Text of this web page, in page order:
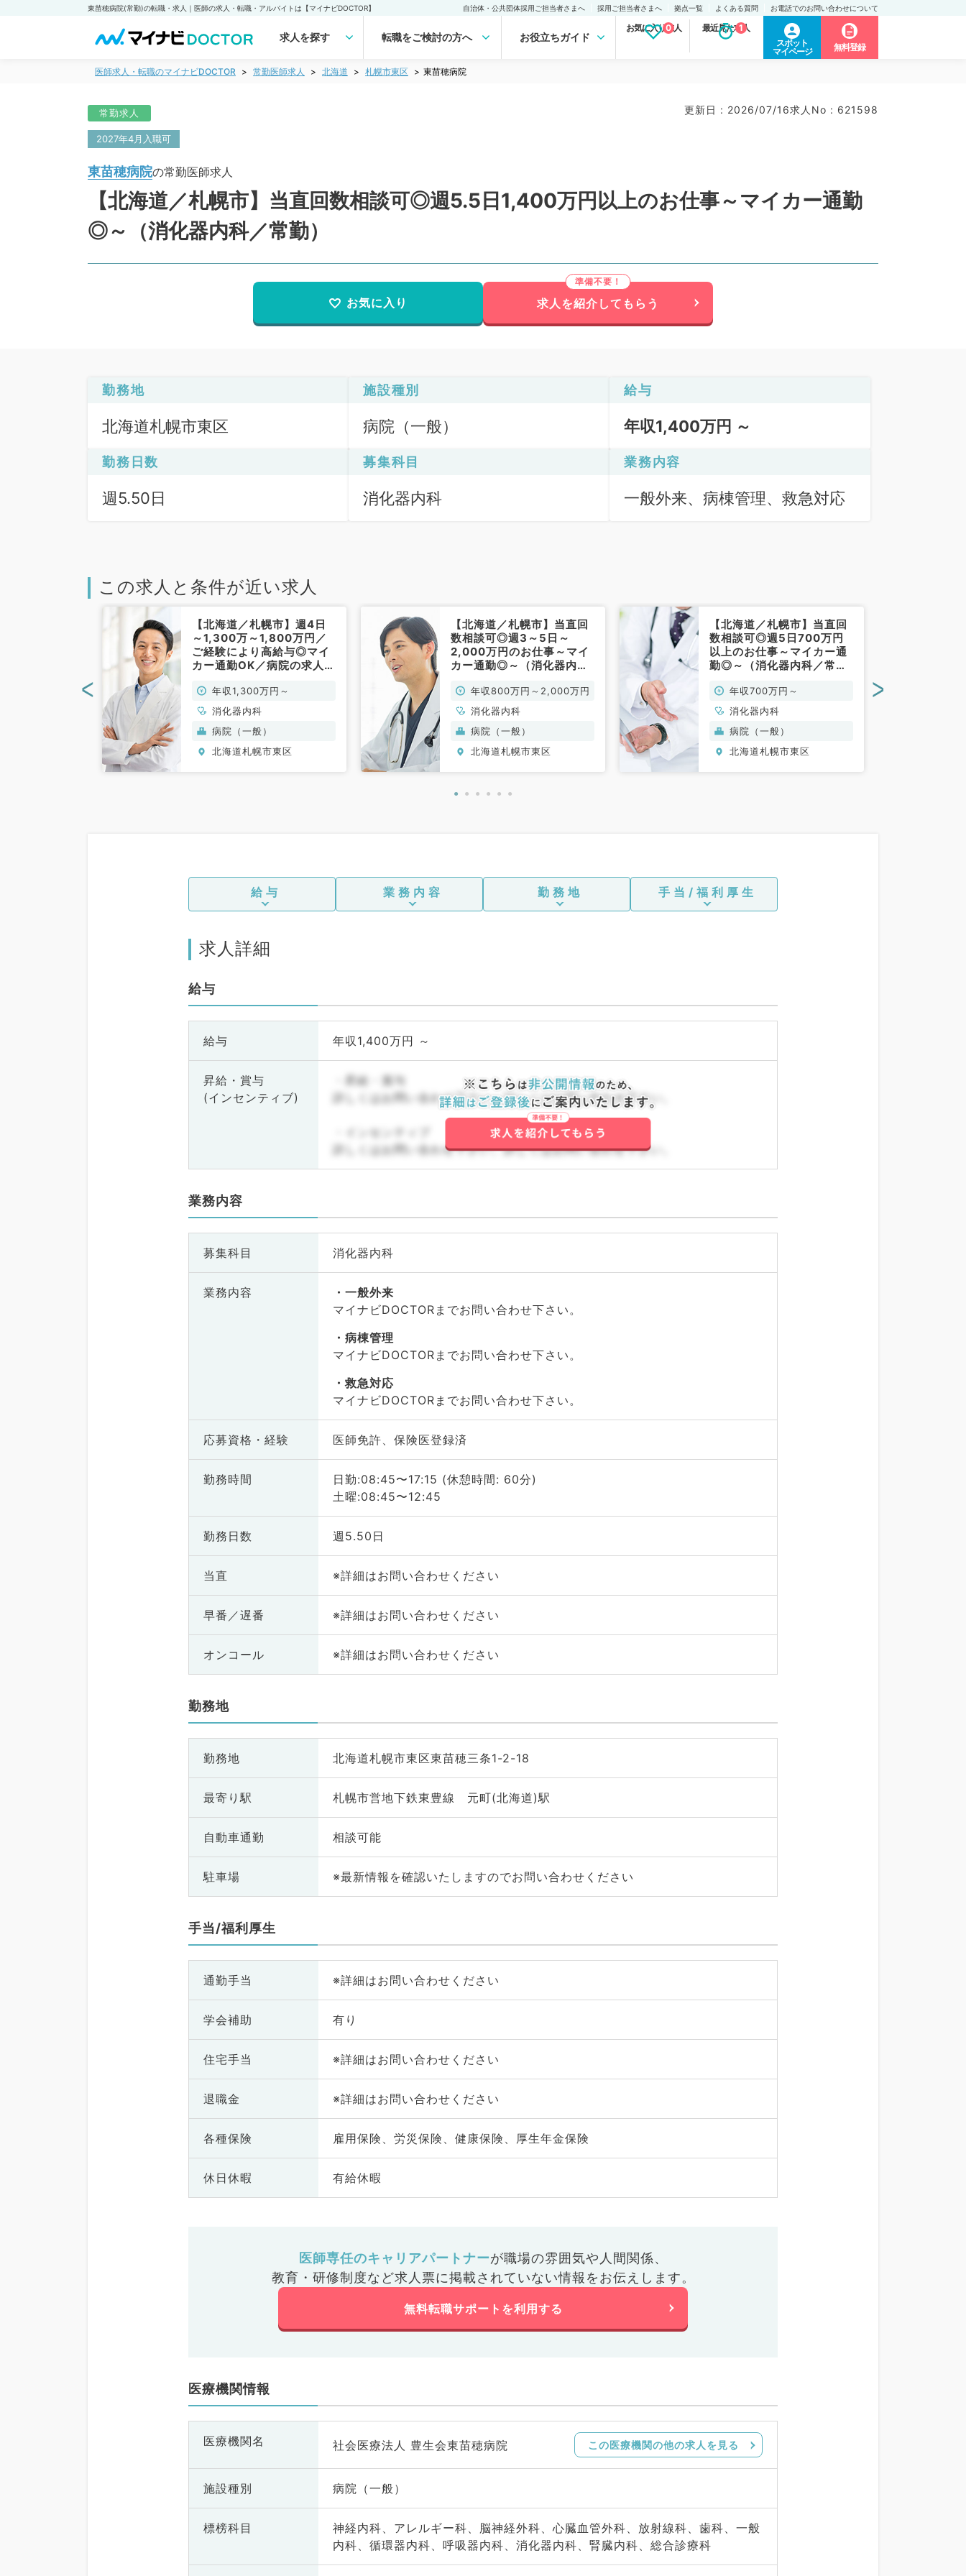
東苗穂病院(常勤)の転職・求人｜医師の求人・転職・アルバイトは【マイナビDOCTOR】 自治体・公共団体採用ご担当者さまへ 採用ご担当者さまへ 拠点一覧 よくある質問 お電話でのお問い合わせについて
求人を探す 転職をご検討の方へ お役立ちガイド
お気に入り求人
0 最近見た求人
1
スポット
マイページ
無料登録
医師求人・転職のマイナビDOCTOR 常勤医師求人 北海道 札幌市東区 東苗穂病院
常勤求人 更新日 : 2026/07/16求人No : 621598
2027年4月入職可
東苗穂病院の常勤医師求人
【北海道／札幌市】当直回数相談可◎週5.5日1,400万円以上のお仕事～マイカー通勤
◎～（消化器内科／常勤）
お気に入り 求人を紹介してもらう
勤務地
北海道札幌市東区
施設種別
病院（一般）
給与
年収1,400万円 ～
勤務日数
週5.50日
募集科目
消化器内科
業務内容
一般外来、病棟管理、救急対応
この求人と条件が近い求人
【北海道／札幌市】週4日
～1,300万～1,800万円／
ご経験により高給与◎マイ
カー通勤OK／病院の求人で
年収1,300万円～
消化器内科
病院（一般）
北海道札幌市東区
【北海道／札幌市】当直回
数相談可◎週3～5日～
2,000万円のお仕事～マイ
カー通勤◎～（消化器内科
年収800万円～2,000万円
消化器内科
病院（一般）
北海道札幌市東区
【北海道／札幌市】当直回
数相談可◎週5日700万円
以上のお仕事～マイカー通
勤◎～（消化器内科／常
年収700万円～
消化器内科
病院（一般）
北海道札幌市東区
< >
給与 業務内容 勤務地 手当/福利厚生
求人詳細
給与
給与 年収1,400万円 ～
昇給・賞与
(インセンティブ)
・昇給・賞与
詳しくはお問い合わせ下さい。詳しくはお問い合わせ下さい。
・インセンティブ
詳しくはお問い合わせ下さい。詳しくはお問い合わせ下さい。
業務内容
募集科目 消化器内科
業務内容
一般外来
マイナビDOCTORまでお問い合わせ下さい。
病棟管理
マイナビDOCTORまでお問い合わせ下さい。
救急対応
マイナビDOCTORまでお問い合わせ下さい。
応募資格・ 経験 医師免許、保険医登録済
勤務時間
日勤:08:45〜17:15 (休憩時間: 60分)
土曜:08:45〜12:45
勤務日数 週5.50日
当直 ※詳細はお問い合わせください
早番／遅番 ※詳細はお問い合わせください
オンコール ※詳細はお問い合わせください
勤務地
勤務地 北海道札幌市東区東苗穂三条1-2-18
最寄り駅 札幌市営地下鉄東豊線 元町(北海道)駅
自動車通勤 相談可能
駐車場 ※最新情報を確認いたしますのでお問い合わせください
手当/福利厚生
通勤手当 ※詳細はお問い合わせください
学会補助 有り
住宅手当 ※詳細はお問い合わせください
退職金 ※詳細はお問い合わせください
各種保険 雇用保険、労災保険、健康保険、厚生年金保険
休日休暇 有給休暇
医師専任のキャリアパートナーが職場の雰囲気や人間関係、
教育・研修制度など求人票に掲載されていない情報をお伝えします。
無料転職サポートを利用する
医療機関情報
医療機関名 社会医療法人 豊生会東苗穂病院 この医療機関の他の求人を見る
施設種別 病院（一般）
標榜科目
神経内科、アレルギー科、脳神経外科、心臓血管外科、放射線科、歯科、一般
内科、循環器内科、呼吸器内科、消化器内科、腎臓内科、総合診療科